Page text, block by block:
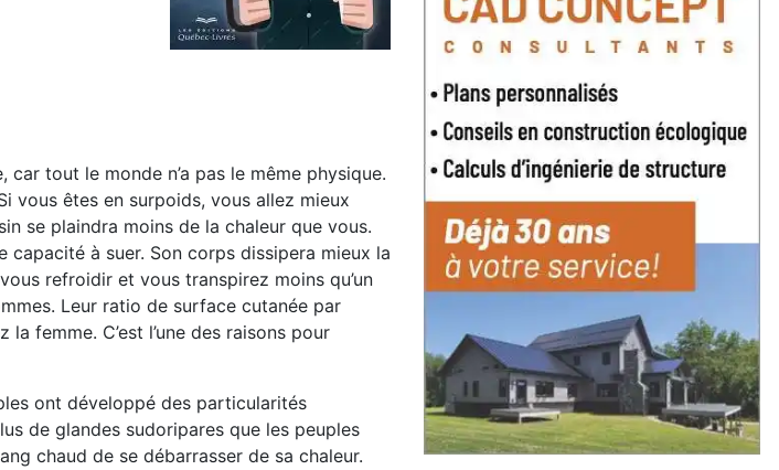
tout le monde n’a pas le même physique.
vous êtes en surpoids, vous allez mieux
se plaindra moins de la chaleur que vous.
à suer. Son corps dissipera mieux la
refroidir et vous transpirez moins qu’un
Leur ratio de surface cutanée par
femme. C’est l’une des raisons pour
ont développé des particularités
de glandes sudoripares que les peuples
chaud de se débarrasser de sa chaleur.